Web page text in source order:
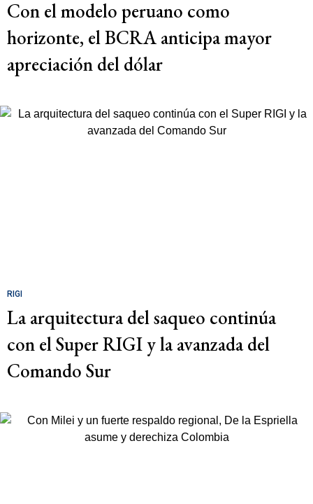
Con el modelo peruano como
horizonte, el BCRA anticipa mayor
apreciación del dólar
RIGI
La arquitectura del saqueo continúa
con el Super RIGI y la avanzada del
Comando Sur